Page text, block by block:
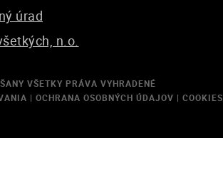
úrad
n.o.
VŠETKY PRÁVA VYHRADENÉ
| OCHRANA OSOBNÝCH ÚDAJOV | COOKIES